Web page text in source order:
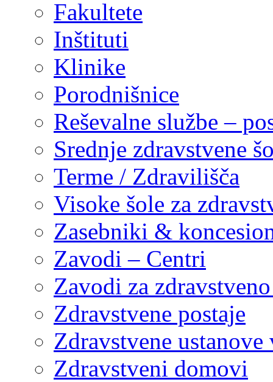
Fakultete
Inštituti
Klinike
Porodnišnice
Reševalne službe –
Srednje zdravstvene
Terme / Zdravilišča
Visoke šole za
Zasebniki &
Zavodi – Centri
Zavodi za
Zdravstvene postaje
Zdravstvene
Zdravstveni domovi